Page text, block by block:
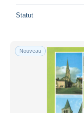
Statut
Nouveau